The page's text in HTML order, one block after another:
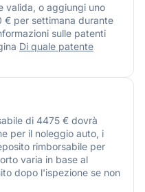
valida, o aggiungi uno
€ per settimana durante
sulle patenti
Di quale patente
di 4475 € dovrà
per il noleggio auto, i
rimborsabile per
varia in base al
dopo l'ispezione se non